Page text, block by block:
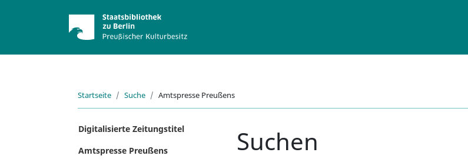
Startseite Suche Amtspresse Preußens
Digitalisierte Zeitungstitel
Amtspresse Preußens
Suchen